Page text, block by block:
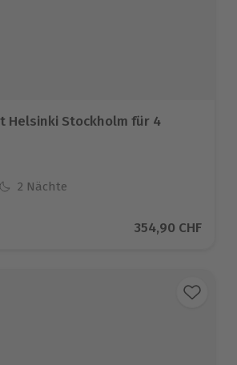
Helsinki Stockholm für 4
2 Nächte
Aktueller Preis
354,90 CHF